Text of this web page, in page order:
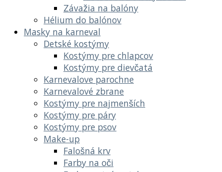
Závažia na balóny
Hélium do balónov
Masky na karneval
Detské kostýmy
Kostýmy pre chlapcov
Kostýmy pre dievčatá
Karnevalove parochne
Karnevalové zbrane
Kostýmy pre najmenších
Kostýmy pre páry
Kostýmy pre psov
Make-up
Falošná krv
Farby na oči